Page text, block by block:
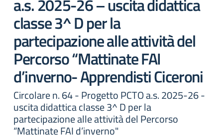
a.s. 2025-26 – uscita didattica
classe 3^ D per la
partecipazione alle attività del
Percorso “Mattinate FAI
d’inverno- Apprendisti Ciceroni
Circolare n. 64 - Progetto PCTO a.s. 2025-26 -
uscita didattica classe 3^ D per la
partecipazione alle attività del Percorso
“Mattinate FAI d’inverno"